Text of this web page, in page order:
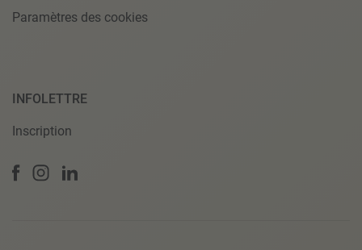
Paramètres des cookies
INFOLETTRE
Inscription